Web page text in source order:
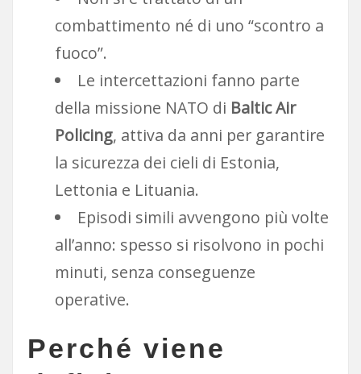
combattimento né di uno “scontro a
fuoco”.
Le intercettazioni fanno parte
della missione NATO di Baltic Air
Policing, attiva da anni per garantire
la sicurezza dei cieli di Estonia,
Lettonia e Lituania.
Episodi simili avvengono più volte
all’anno: spesso si risolvono in pochi
minuti, senza conseguenze
operative.
Perché viene